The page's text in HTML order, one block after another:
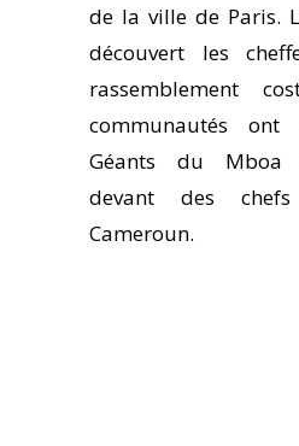
de la ville de Paris.
découvert les
rassemblement
communautés
Géants du Mboa
devant des
Cameroun.